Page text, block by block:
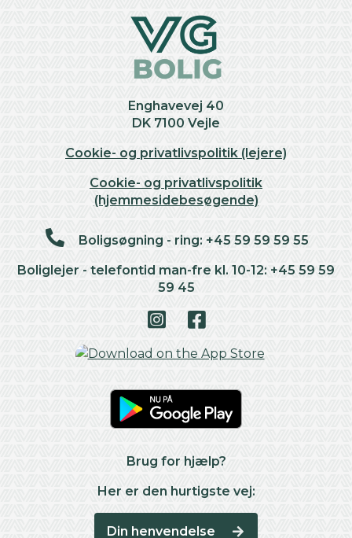
Enghavevej 40
DK 7100 Vejle
Cookie- og privatlivspolitik (lejere)
Cookie- og privatlivspolitik
(hjemmesidebesøgende)
Boligsøgning - ring: +45 59 59 59 55
Boliglejer - telefontid man-fre kl. 10-12: +45 59 59
59 45
Brug for hjælp?
Her er den hurtigste vej:
Din henvendelse